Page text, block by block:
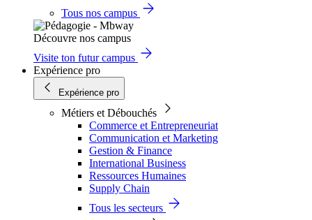
Tous nos campus
Découvre nos campus
Visite ton futur campus
Expérience pro
Expérience pro
Métiers et Débouchés
Commerce et Entrepreneuriat
Communication et Marketing
Gestion & Finance
International Business
Ressources Humaines
Supply Chain
Tous les secteurs